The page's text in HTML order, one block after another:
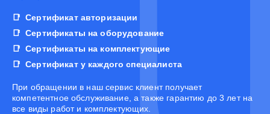
Сертификат авторизации
Сертификаты на оборудование
Сертификаты на комплектующие
Сертификат у каждого специалиста
При обращении в наш сервис клиент получает
компетентное обслуживание, а также гарантию до 3 лет на
все виды работ и комплектующих.